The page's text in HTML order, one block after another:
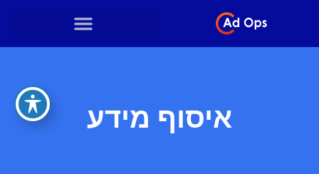
איסוף מידע